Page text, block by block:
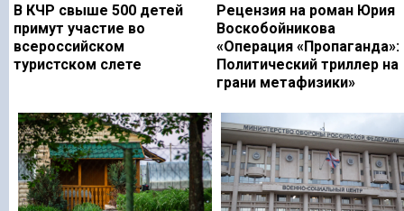
В КЧР свыше 500 детей
примут участие во
всероссийском
туристском слете
Рецензия на роман Юрия
Воскобойникова
«Операция «Пропаганда»:
Политический триллер на
грани метафизики»